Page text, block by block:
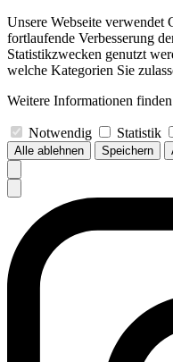
Unsere Webseite verwendet
fortlaufende Verbesserung
Statistikzwecken genutzt
welche Kategorien Sie
Weitere Informationen
Notwendig Statistik
Alle ablehnen Speichern